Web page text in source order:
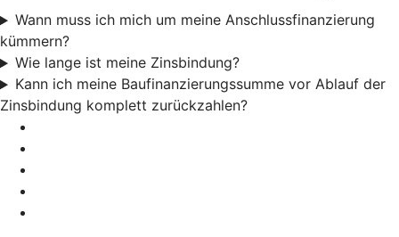
Wann muss ich mich um meine Anschlussfinanzierung
kümmern?
Wie lange ist meine Zinsbindung?
Kann ich meine Baufinanzierungssumme vor Ablauf der
Zinsbindung komplett zurückzahlen?